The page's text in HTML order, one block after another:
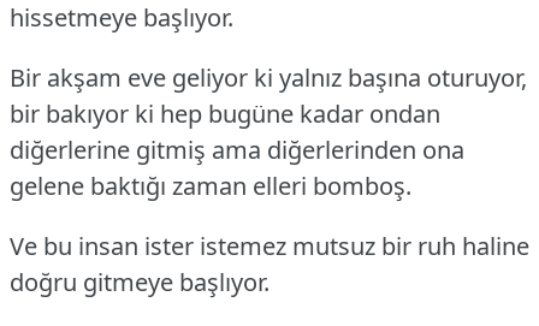
hissetmeye başlıyor.
Bir akşam eve geliyor ki yalnız başına oturuyor,
bir bakıyor ki hep bugüne kadar ondan
diğerlerine gitmiş ama diğerlerinden ona
gelene baktığı zaman elleri bomboş.
Ve bu insan ister istemez mutsuz bir ruh haline
doğru gitmeye başlıyor.